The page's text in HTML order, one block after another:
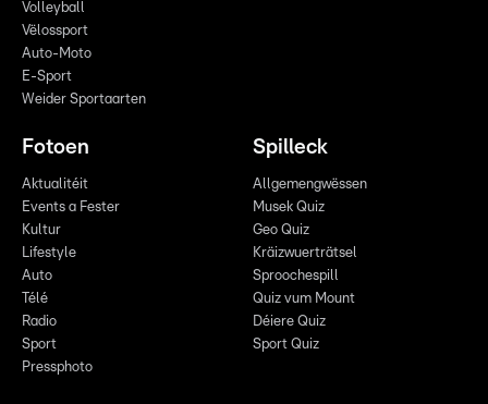
Volleyball
Vëlossport
Auto-Moto
E-Sport
Weider Sportaarten
Fotoen
Aktualitéit
Events a Fester
Kultur
Lifestyle
Auto
Télé
Radio
Sport
Pressphoto
Spilleck
Allgemengwëssen
Musek Quiz
Geo Quiz
Kräizwuerträtsel
Sproochespill
Quiz vum Mount
Déiere Quiz
Sport Quiz